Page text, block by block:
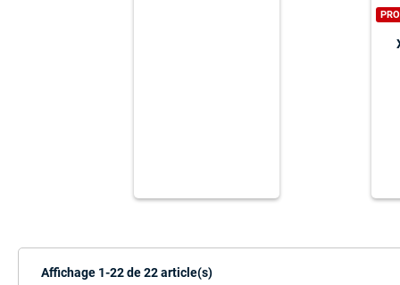
Affichage 1-22 de 22 article(s)